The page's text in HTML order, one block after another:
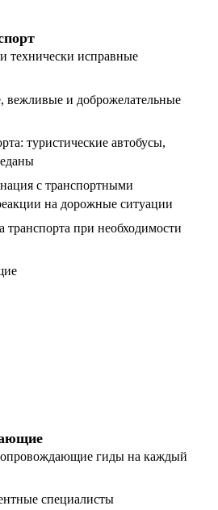
технически исправные
вежливые и доброжелательные
туристические автобусы,
с транспортными
на дорожные ситуации
транспорта при необходимости
гиды на каждый
специалисты